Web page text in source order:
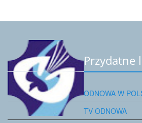
Przydatne
ODNOWA W
TV ODNOWA